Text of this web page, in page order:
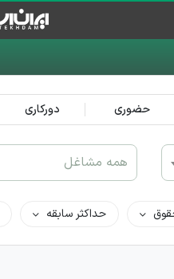
حضوری دورکاری
همه مشاغل
حداکثر سابقه